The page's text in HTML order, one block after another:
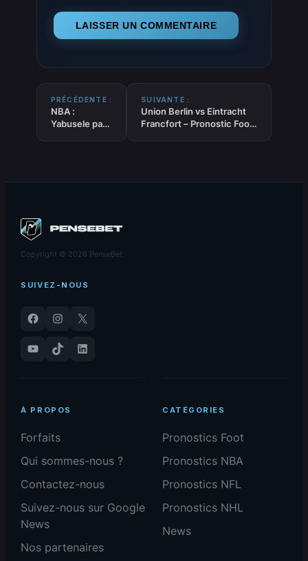
PRÉCÉDENTE :
NBA :
Yabusele part
SUIVANTE :
Union Berlin vs Eintracht
Francfort – Pronostic Foot
Copyright © 2026 PenseBet
SUIVEZ-NOUS
Facebook Instagram
X
YouTube
TikTok LinkedIn
À PROPOS
Forfaits
Qui sommes-nous ?
Contactez-nous
Suivez-nous sur Google
News
Nos partenaires
CATÉGORIES
Pronostics Foot
Pronostics NBA
Pronostics NFL
Pronostics NHL
News